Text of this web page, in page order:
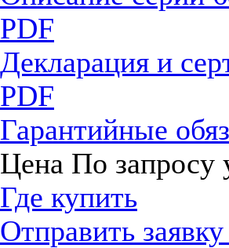
PDF
Декларация и
PDF
Гарантийные
Цена По запросу
Где купить
Отправить